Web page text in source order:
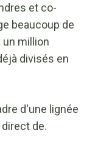
et co-
beaucoup de
un million
divisés en
d'une lignée
de.